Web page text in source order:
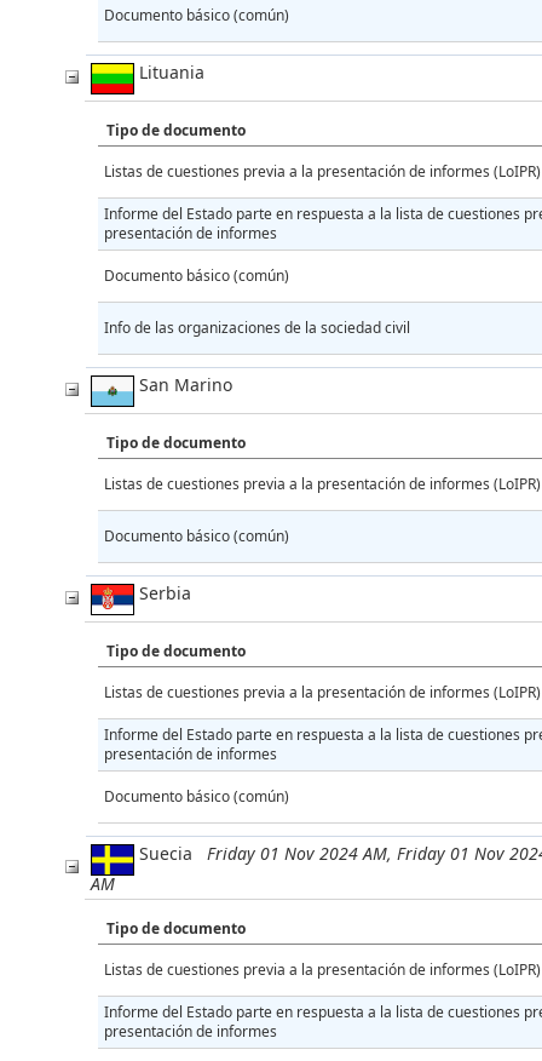
Documento básico (común)
Lituania
Tipo de documento
Listas de cuestiones previa a la presentación de informes (LoIPR)
Informe del Estado parte en respuesta a la lista de cuestiones
presentación de informes
Documento básico (común)
Info de las organizaciones de la sociedad civil
San Marino
Tipo de documento
Listas de cuestiones previa a la presentación de informes (LoIPR)
Documento básico (común)
Serbia
Tipo de documento
Listas de cuestiones previa a la presentación de informes (LoIPR)
Informe del Estado parte en respuesta a la lista de cuestiones
presentación de informes
Documento básico (común)
Suecia Friday 01 Nov 2024 AM, Friday 01 Nov
AM
Tipo de documento
Listas de cuestiones previa a la presentación de informes (LoIPR)
Informe del Estado parte en respuesta a la lista de cuestiones
presentación de informes